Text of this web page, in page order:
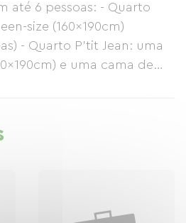
até 6 pessoas: - Quarto
size (160x190cm)
- Quarto P'tit Jean: uma
e uma cama de
modesto possuem
vaso sanitário, pia)
na diária. Há um bicicletário